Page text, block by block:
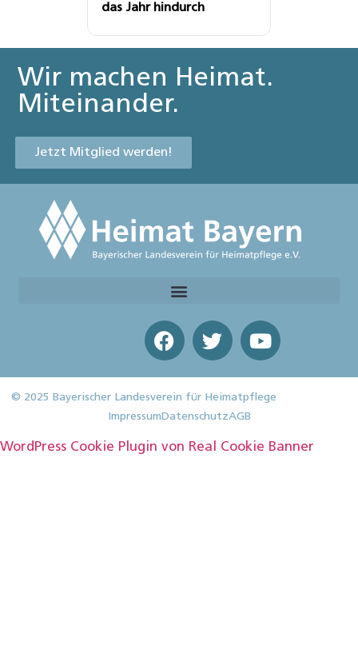
das Jahr hindurch
Wir machen Heimat.
Miteinander.
Jetzt Mitglied werden!
© 2025 Bayerischer Landesverein für Heimatpflege
ImpressumDatenschutzAGB
WordPress Cookie Plugin von Real Cookie Banner